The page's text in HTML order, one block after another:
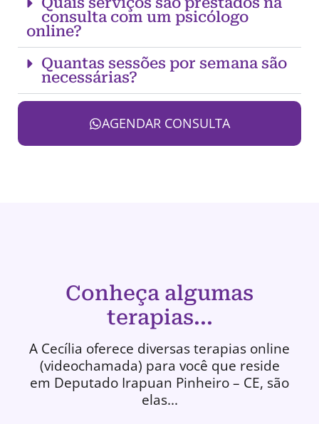
consulta com um psicólogo
online?
Quantas sessões por semana são
necessárias?
AGENDAR CONSULTA
Conheça algumas
terapias...
A Cecília oferece diversas terapias online
(videochamada) para você que reside
em Deputado Irapuan Pinheiro – CE, são
elas...